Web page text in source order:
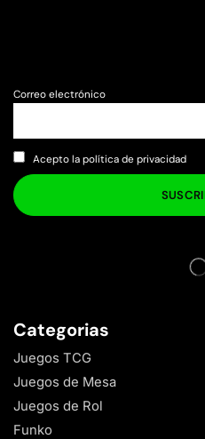
Correo electrónico
Acepto la política de privacidad
Categorias
Juegos TCG
Juegos de Mesa
Juegos de Rol
Funko